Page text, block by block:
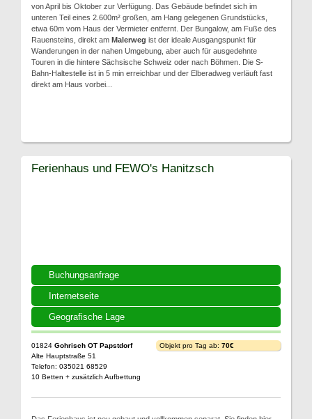
von April bis Oktober zur Verfügung. Das Gebäude befindet sich im
unteren Teil eines 2.600m² großen, am Hang gelegenen Grundstücks,
etwa 60m vom Haus der Vermieter entfernt. Der Bungalow, am Fuße des
Rauensteins, direkt am Malerweg ist der ideale Ausgangspunkt für
Wanderungen in der nahen Umgebung, aber auch für ausgedehnte
Touren in die hintere Sächsische Schweiz oder nach Böhmen. Die S-
Bahn-Haltestelle ist in 5 min erreichbar und der Elberadweg verläuft fast
direkt am Haus vorbei...
Buchungsanfrage
Internetseite
Geografische Lage
Ferienhaus und FEWO's Hanitzsch
01824 Gohrisch OT Papstdorf
Alte Hauptstraße 51
Telefon: 035021 68529
10 Betten + zusätzlich Aufbettung
Objekt pro Tag ab: 70€